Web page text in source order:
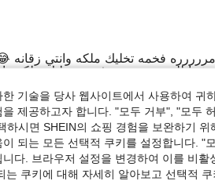
مررررره فخمه تخليك ملكه وانتي زقانه
للعيد مررررره فخمه تخليك ملكه
😂تهبل اخذتها للعيد مررررره فخمه
한 기술을 당사 웹사이트에서 사용하여 귀
제공하고자 합니다. "모두 거부", "모두
하시면 SHEIN의 쇼핑 경험을 보완하기
이 되는 모든 선택적 쿠키를 설정합니다. "
니다. 브라우저 설정을 변경하여 이를 비
는 쿠키에 대해 자세히 알아보고 선택적